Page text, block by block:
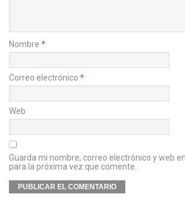
Nombre *
Correo electrónico *
Web
Guarda mi nombre, correo electrónico y web
para la próxima vez que comente.